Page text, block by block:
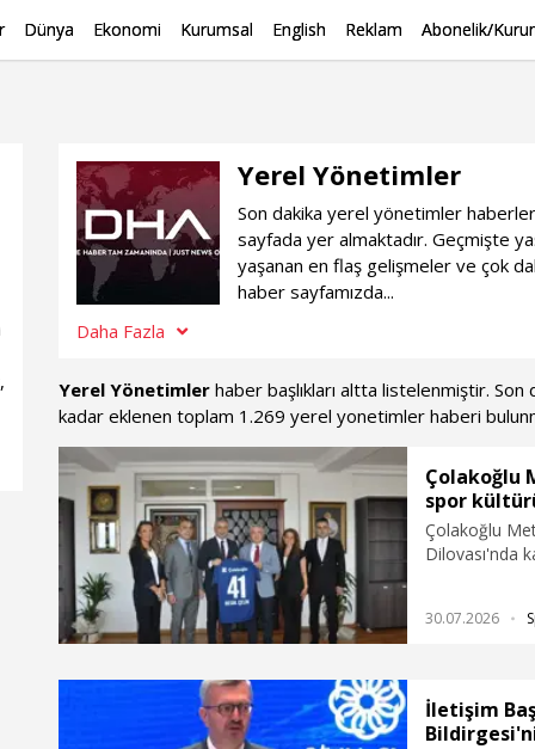
Dünya Ekonomi Kurumsal English Reklam Abonelik/
Yerel Yönetimler
Son dakika yerel yönetimler
sayfada yer almaktadır. Geçmişte
yaşanan en flaş gelişmeler ve çok
haber sayfamızda...
Daha Fazla
Yerel Yönetimler haber başlıkları altta listelenmiştir.
kadar eklenen toplam 1.269 yerel yonetimler haberi
Çolakoğlu
spor
Çolakoğlu
Dilovası'nda
30.07.2026
İletişim